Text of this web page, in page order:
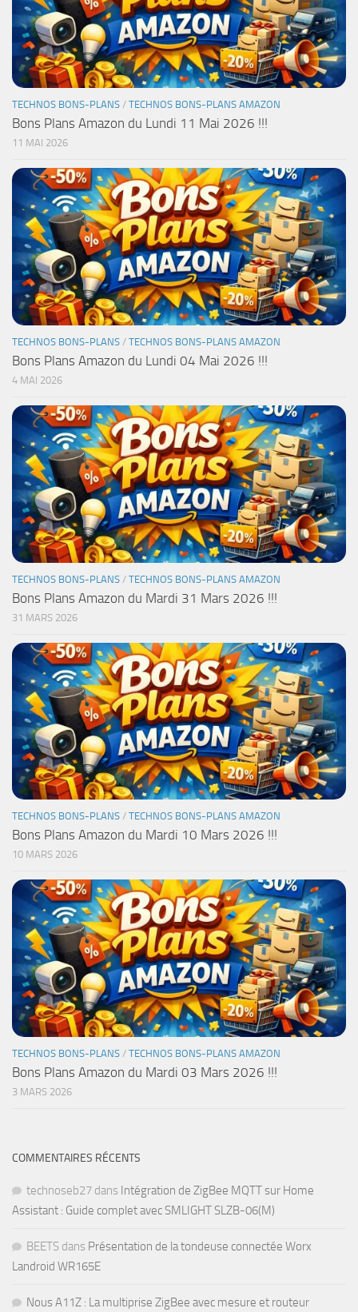
TECHNOS BONS-PLANS / TECHNOS BONS-PLANS AMAZON
Bons Plans Amazon du Lundi 11 Mai 2026 !!!
11 MAI 2026
TECHNOS BONS-PLANS / TECHNOS BONS-PLANS AMAZON
Bons Plans Amazon du Lundi 04 Mai 2026 !!!
4 MAI 2026
TECHNOS BONS-PLANS / TECHNOS BONS-PLANS AMAZON
Bons Plans Amazon du Mardi 31 Mars 2026 !!!
31 MARS 2026
TECHNOS BONS-PLANS / TECHNOS BONS-PLANS AMAZON
Bons Plans Amazon du Mardi 10 Mars 2026 !!!
10 MARS 2026
TECHNOS BONS-PLANS / TECHNOS BONS-PLANS AMAZON
Bons Plans Amazon du Mardi 03 Mars 2026 !!!
3 MARS 2026
COMMENTAIRES RÉCENTS
technoseb27 dans Intégration de ZigBee MQTT sur Home
Assistant : Guide complet avec SMLIGHT SLZB-06(M)
BEETS dans Présentation de la tondeuse connectée Worx
Landroid WR165E
Nous A11Z : La multiprise ZigBee avec mesure et routeur